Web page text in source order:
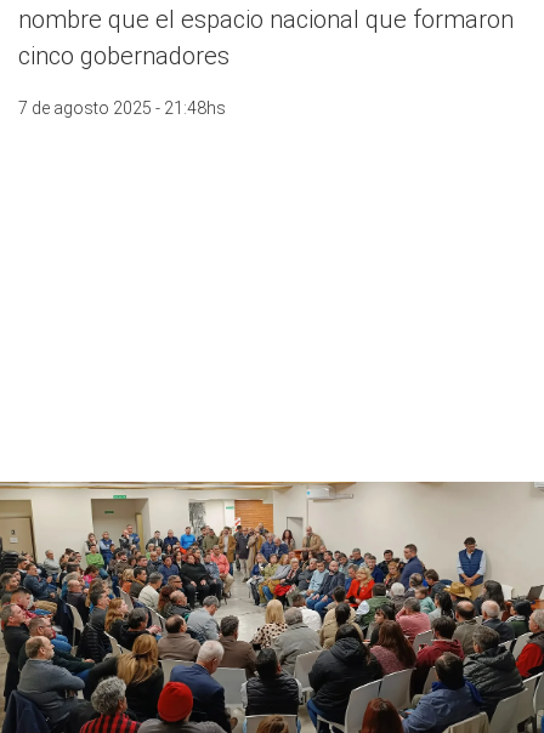
nombre que el espacio nacional que formaron
cinco gobernadores
7 de agosto 2025 - 21:48hs